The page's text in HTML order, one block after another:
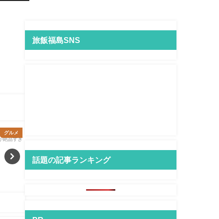
グルメ
旅飯福島SNS
話題の記事ランキング